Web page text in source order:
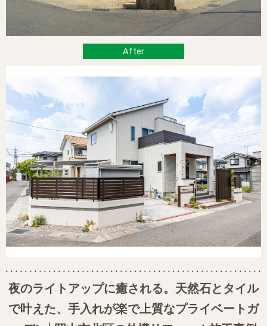
夜のライトアップに癒される。天然石とタイル
で叶えた、手入れが楽で上質なプライベートガ